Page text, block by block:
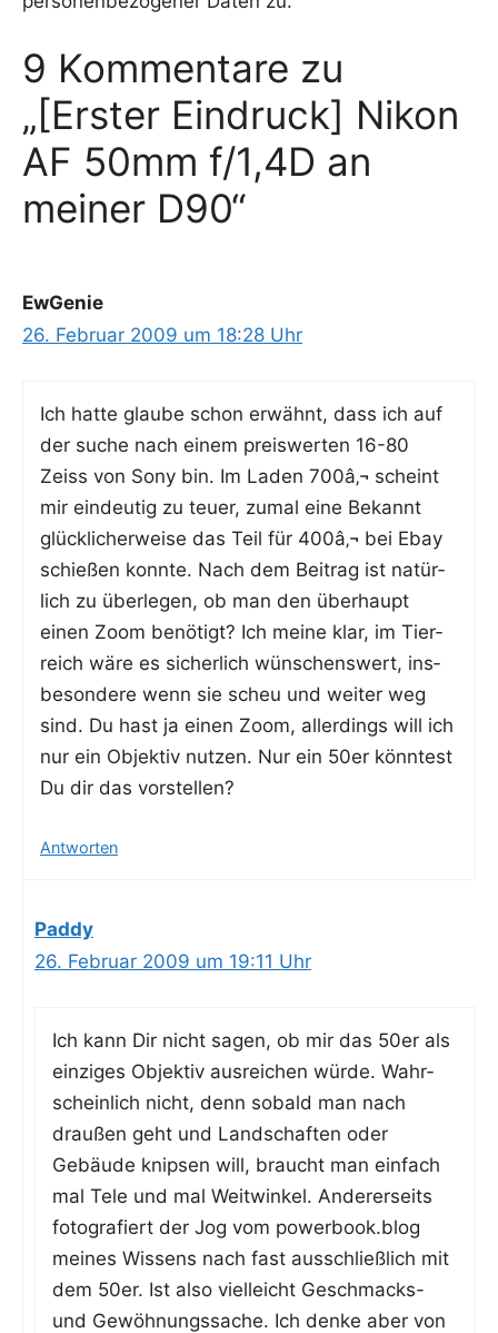
9 Kommentare zu
„[Erster Eindruck] Nikon
AF 50mm f/1,4D an
meiner D90“
EwGenie
26. Februar 2009 um 18:28 Uhr
Ich hat­te glau­be schon erwähnt, dass ich auf
der suche nach einem preis­wer­ten 16-80
Zeiss von Sony bin. Im Laden 700â‚¬ scheint
mir ein­deu­tig zu teu­er, zumal eine Bekannt
glück­li­cher­wei­se das Teil für 400â‚¬ bei Ebay
schie­ßen konn­te. Nach dem Bei­trag ist natür­
lich zu über­le­gen, ob man den über­haupt
einen Zoom benö­tigt? Ich mei­ne klar, im Tier­
reich wäre es sicher­lich wün­schens­wert, ins­
be­son­de­re wenn sie scheu und wei­ter weg
sind. Du hast ja einen Zoom, aller­dings will ich
nur ein Objek­tiv nut­zen. Nur ein 50er könn­test
Du dir das vorstellen?
Antworten
Paddy
26. Februar 2009 um 19:11 Uhr
Ich kann Dir nicht sagen, ob mir das 50er als
ein­zi­ges Objek­tiv aus­rei­chen wür­de. Wahr­
schein­lich nicht, denn sobald man nach
drau­ßen geht und Land­schaf­ten oder
Gebäu­de knip­sen will, braucht man ein­fach
mal Tele und mal Weit­win­kel. Ande­rer­seits
foto­gra­fiert der Jog vom powerbook.blog
mei­nes Wis­sens nach fast aus­schließ­lich mit
dem 50er. Ist also viel­leicht Geschmacks-
und Gewöh­nungs­sa­che. Ich den­ke aber von